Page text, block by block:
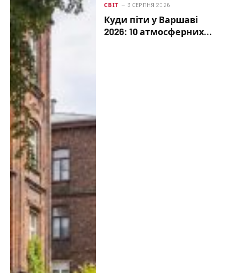
СВІТ 3 СЕРПНЯ 2026
Куди піти у Варшаві
2026: 10 атмосферних